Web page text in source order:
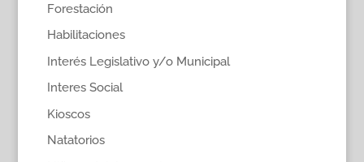
Forestación
Habilitaciones
Interés Legislativo y/o Municipal
Interes Social
Kioscos
Natatorios